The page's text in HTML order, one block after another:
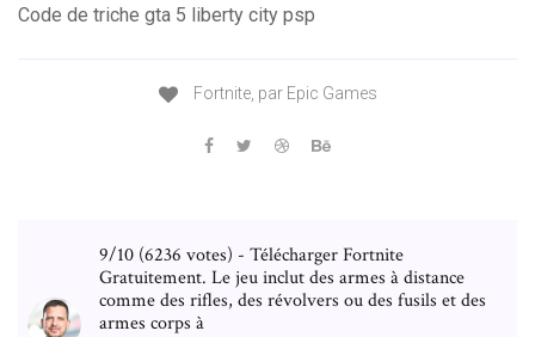
Code de triche gta 5 liberty city psp
Fortnite, par Epic Games
9/10 (6236 votes) - Télécharger Fortnite
Gratuitement. Le jeu inclut des armes à distance
comme des rifles, des révolvers ou des fusils et des
armes corps à